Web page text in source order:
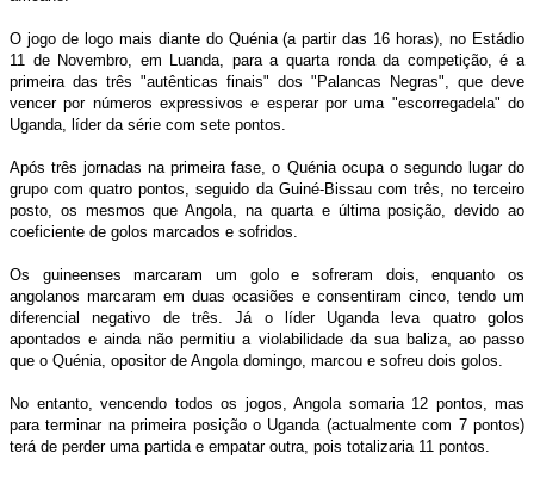
O jogo de logo mais diante do Quénia (a partir das 16 horas), no Estádio
11 de Novembro, em Luanda, para a quarta ronda da competição, é a
primeira das três "autênticas finais" dos "Palancas Negras", que deve
vencer por números expressivos e esperar por uma "escorregadela" do
Uganda, líder da série com sete pontos.
Após três jornadas na primeira fase, o Quénia ocupa o segundo lugar do
grupo com quatro pontos, seguido da Guiné-Bissau com três, no terceiro
posto, os mesmos que Angola, na quarta e última posição, devido ao
coeficiente de golos marcados e sofridos.
Os guineenses marcaram um golo e sofreram dois, enquanto os
angolanos marcaram em duas ocasiões e consentiram cinco, tendo um
diferencial negativo de três. Já o líder Uganda leva quatro golos
apontados e ainda não permitiu a violabilidade da sua baliza, ao passo
que o Quénia, opositor de Angola domingo, marcou e sofreu dois golos.
No entanto, vencendo todos os jogos, Angola somaria 12 pontos, mas
para terminar na primeira posição o Uganda (actualmente com 7 pontos)
terá de perder uma partida e empatar outra, pois totalizaria 11 pontos.